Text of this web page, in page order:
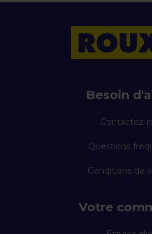
Besoin
Contactez-
Questions
Conditions de
Votre